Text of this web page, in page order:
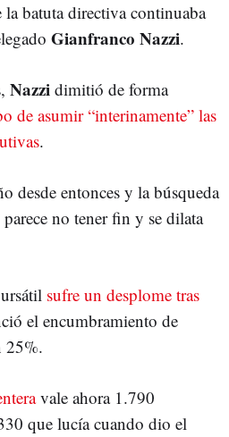
la batuta directiva continuaba
Gianfranco Nazzi.
Nazzi dimitió de forma
de asumir “interinamente” las
.
desde entonces y la búsqueda
no tener fin y se dilata
sufre un desplome tras
el encumbramiento de
25%.
vale ahora 1.790
que lucía cuando dio el